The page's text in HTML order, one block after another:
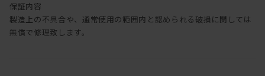
保証内容
製造上の不具合や、通常使用の範囲内と認められる破損に関しては
無償で修理致します。